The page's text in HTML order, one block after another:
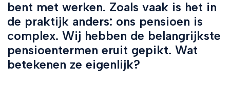
bent met werken. Zoals vaak is het in
de praktijk anders: ons pensioen is
complex. Wij hebben de belangrijkste
pensioentermen eruit gepikt. Wat
betekenen ze eigenlijk?